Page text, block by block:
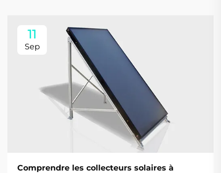
11
Sep
Comprendre les collecteurs solaires à